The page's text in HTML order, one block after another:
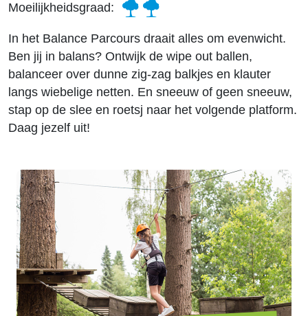
Moeilijkheidsgraad:
In het Balance Parcours draait alles om evenwicht.
Ben jij in balans? Ontwijk de wipe out ballen,
balanceer over dunne zig-zag balkjes en klauter
langs wiebelige netten. En sneeuw of geen sneeuw,
stap op de slee en roetsj naar het volgende platform.
Daag jezelf uit!